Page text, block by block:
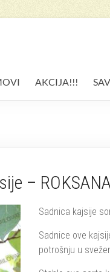
AKCIJA!!!
–
Sadnica kajsije
Sadnice ove
potrošnju u